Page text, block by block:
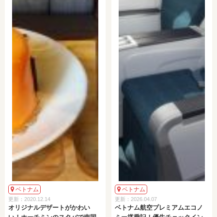
ベトナム
更新：2020.12.14
オリジナルデザートがかわい
ベトナム
更新：2026.04.07
ベトナム航空プレミアムエコノ